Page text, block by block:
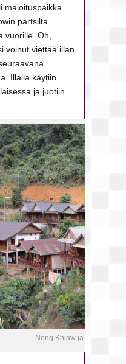
majoituspaikka
partsilta
vuorille. Oh,
voinut viettää illan
Illalla käytiin
ja juotiin
Nong Khiaw ja meidän